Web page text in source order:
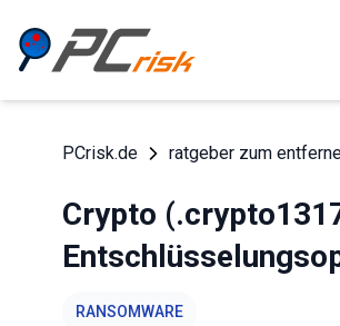
PCrisk.de ratgeber zum
Crypto
RANSOMWARE